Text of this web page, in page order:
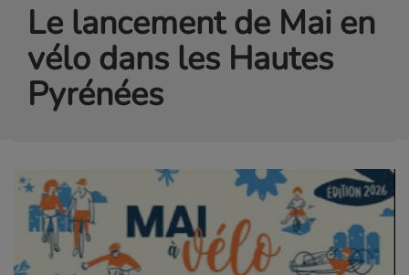
Le lancement de Mai en
vélo dans les Hautes
Pyrénées